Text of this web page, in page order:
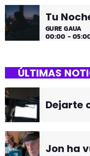
Tu
GURE GAUA
00:00 -
ÚLTIMAS
Dejarte
Jon ha